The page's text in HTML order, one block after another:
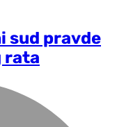
sud pravde
rata